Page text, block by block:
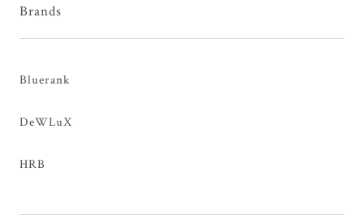
Brands
Bluerank
DeWLuX
HRB